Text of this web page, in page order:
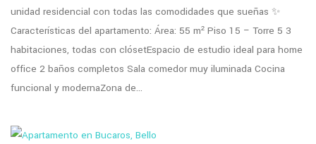
unidad residencial con todas las comodidades que sueñas ✨
Características del apartamento: Área: 55 m² Piso 15 – Torre 5 3
habitaciones, todas con clósetEspacio de estudio ideal para home
office 2 baños completos Sala comedor muy iluminada Cocina
funcional y modernaZona de...